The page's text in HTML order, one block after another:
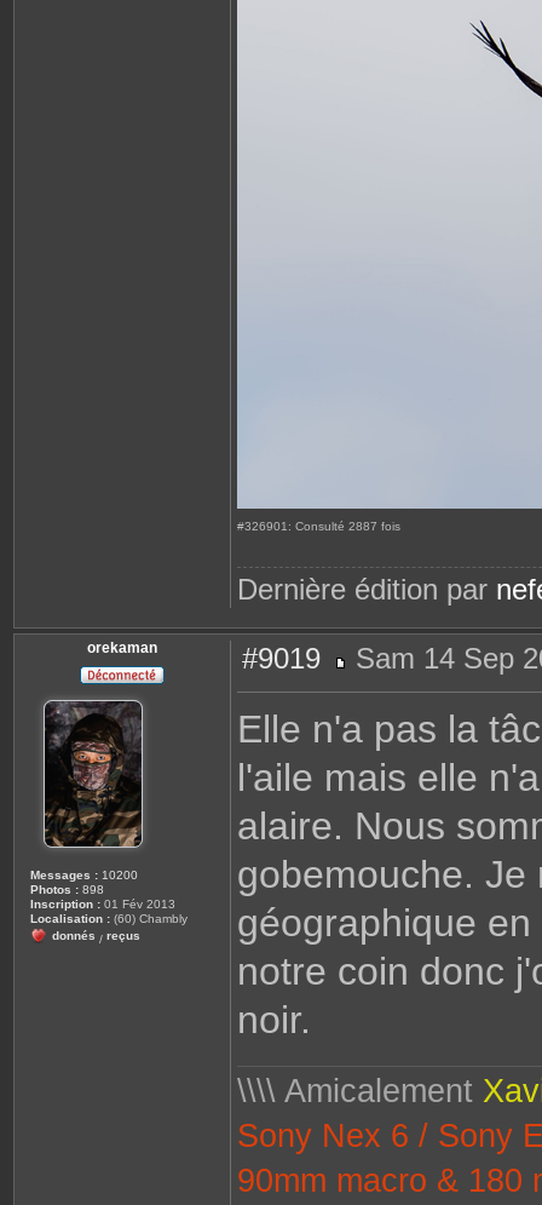
#326901: Consulté 2887 fois
Dernière édition par
orekaman
Messages : 10200
Photos : 898
Inscription : 01 Fév 2013
Localisation : (60) Chambly
donnés / reçus
#9019
e
a
Sam 14 Sep
Elle n'a pas la
l'aile mais elle
alaire. Nous
gobemouche. Je
géographique
notre coin donc
noir.
\\\\ Amicalement
Sony Nex 6 / Sony
90mm macro & 180